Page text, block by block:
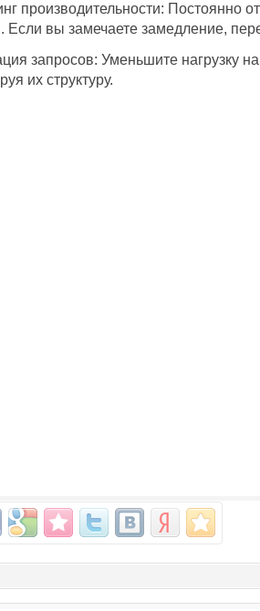
производительности: Постоянно
Если вы замечаете замедление,
запросов: Уменьшите нагрузку
их структуру.